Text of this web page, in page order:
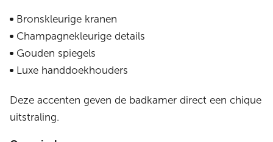
Bronskleurige kranen
Champagnekleurige details
Gouden spiegels
Luxe handdoekhouders
Deze accenten geven de badkamer direct een chique
uitstraling.